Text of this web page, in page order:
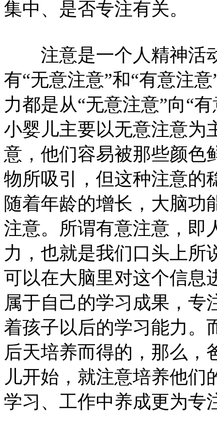
集中、是否专注有关。
注意是一个人精神活
有“无意注意”和“有意注
力都是从“无意注意”向“
小婴儿主要以无意注意为
意，他们容易被那些颜色
物所吸引，但这种注意的
随着年龄的增长，大脑功
注意。所谓有意注意，即
力，也就是我们口头上所
可以在大脑里对这个信息
属于自己的学习成果，专
着孩子以后的学习能力。
后天培养而得的，那么，
儿开始，就注意培养他们
学习、工作中养成更为专